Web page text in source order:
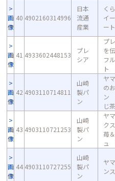
画
像
40 4902160314996
日本
流通
産業
く
イ
ー
画
像
41 4933602448153
プレ
シア
プ
を
フ
ト
画
像
42 4903110714811
山崎
製パ
ン
ヤ
の
ン
じ
画
像
43 4903110721253
山崎
製パ
ン
ヤ
ク
苺
ュ
画
像
44 4903110727255
山崎
製パ
ン
ヤ
ン